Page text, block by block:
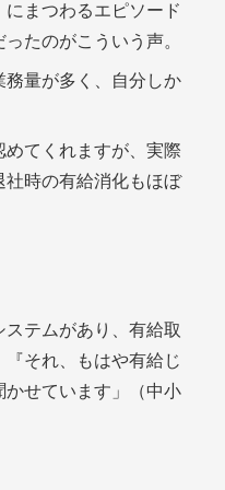
まつわるエピソード
たのがこういう声。
務量が多く、自分しか
てくれますが、実際
時の有給消化もほぼ
テムがあり、有給取
それ、もはや有給じ
かせています」（中小